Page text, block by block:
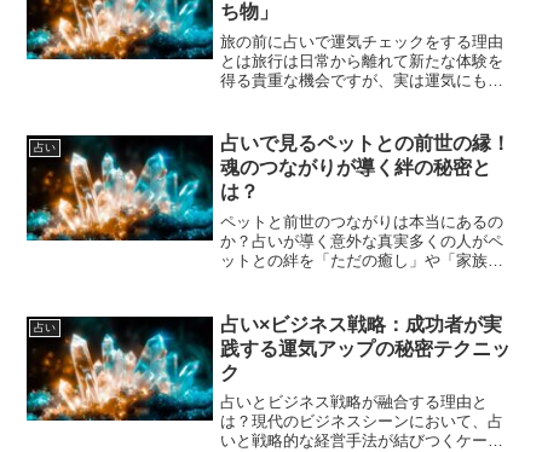
ち物」
旅の前に占いで運気チェックをする理由
とは旅行は日常から離れて新たな体験を
得る貴重な機会ですが、実は運気にも大
の旅の意味や流れを深く理解することが
できます。例えば、今のあ...
占い
占いで見るペットとの前世の縁！
魂のつながりが導く絆の秘密と
は？
ペットと前世のつながりは本当にあるの
か？占いが導く意外な真実多くの人がペ
ットとの絆を「ただの癒し」や「家族の
ります。スピリチュアルな世界では、動
物と人間の間にも魂のつな...
占い
占い×ビジネス戦略：成功者が実
践する運気アップの秘密テクニッ
ク
占いとビジネス戦略が融合する理由と
は？現代のビジネスシーンにおいて、占
いと戦略的な経営手法が結びつくケース